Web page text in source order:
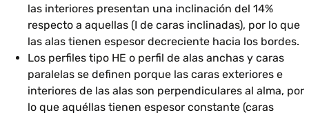
las interiores presentan una inclinación del 14%
respecto a aquellas (I de caras inclinadas), por lo que
las alas tienen espesor decreciente hacia los bordes.
Los perfiles tipo HE o perfil de alas anchas y caras
paralelas se definen porque las caras exteriores e
interiores de las alas son perpendiculares al alma, por
lo que aquéllas tienen espesor constante (caras